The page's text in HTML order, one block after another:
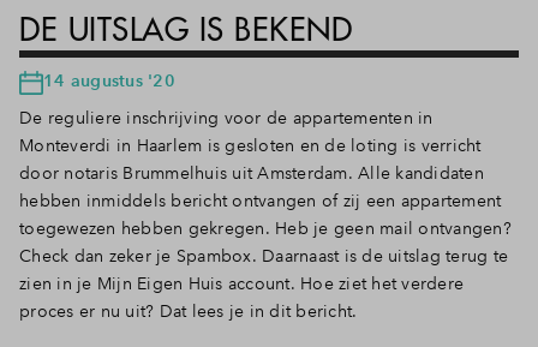
DE UITSLAG IS BEKEND
14 augustus '20
De reguliere inschrijving voor de appartementen in
Monteverdi in Haarlem is gesloten en de loting is verricht
door notaris Brummelhuis uit Amsterdam. Alle kandidaten
hebben inmiddels bericht ontvangen of zij een appartement
toegewezen hebben gekregen. Heb je geen mail ontvangen?
Check dan zeker je Spambox. Daarnaast is de uitslag terug te
zien in je Mijn Eigen Huis account. Hoe ziet het verdere
proces er nu uit? Dat lees je in dit bericht.